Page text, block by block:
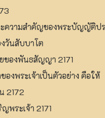
ความสำคัญของพระบัญญัติปร
วันสับบาโต
องพันธสัญญา 2171
พระเจ้าเป็นตัวอย่าง คือให้
ระเจ้า 2171